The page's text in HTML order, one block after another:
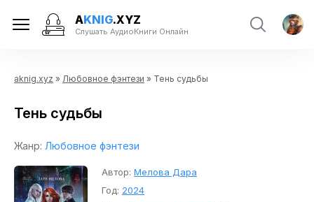
AKNIG.XYZ
Слушать АудиоКниги Онлайн
aknig.xyz » Любовное фэнтези » Тень судьбы
Тень судьбы
Жанр: Любовное фэнтези
Автор: Мелова Дара
Год: 2024